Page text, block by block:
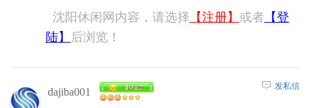
沈阳休闲网内容，请选择 【注册】 或者 【登
陆】
后浏览！
dajiba001 发私信